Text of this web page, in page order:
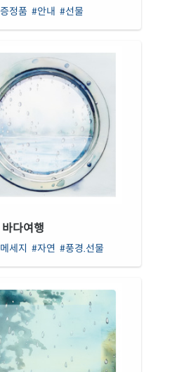
정품 #안내 #선물
다여행
세지 #자연 #풍경.선물